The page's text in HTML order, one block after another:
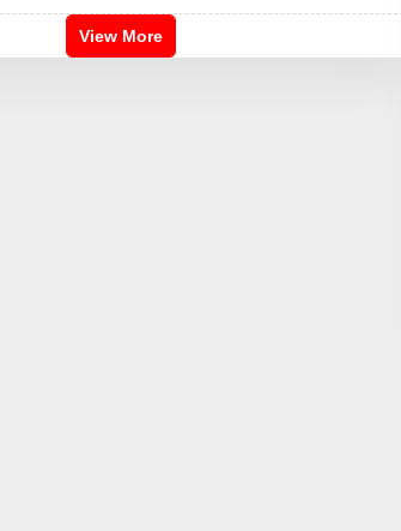
I
View More